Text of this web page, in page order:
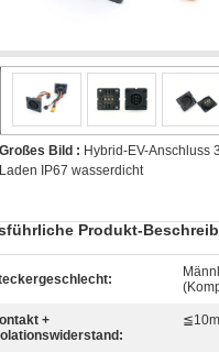
Großes Bild : Hybrid-EV-Anschluss
Laden IP67 wasserdicht
Produkt-
+